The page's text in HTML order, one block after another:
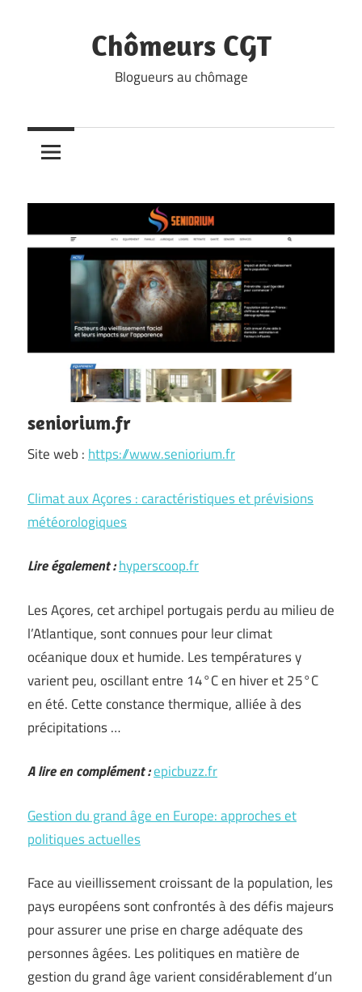
Chômeurs CGT
Blogueurs au chômage
seniorium.fr
Site web : https://www.seniorium.fr
Climat aux Açores : caractéristiques et prévisions
météorologiques
Lire également :hyperscoop.fr
Les Açores, cet archipel portugais perdu au milieu de
l’Atlantique, sont connues pour leur climat
océanique doux et humide. Les températures y
varient peu, oscillant entre 14°C en hiver et 25°C
en été. Cette constance thermique, alliée à des
précipitations …
A lire en complément :epicbuzz.fr
Gestion du grand âge en Europe: approches et
politiques actuelles
Face au vieillissement croissant de la population, les
pays européens sont confrontés à des défis majeurs
pour assurer une prise en charge adéquate des
personnes âgées. Les politiques en matière de
gestion du grand âge varient considérablement d’un